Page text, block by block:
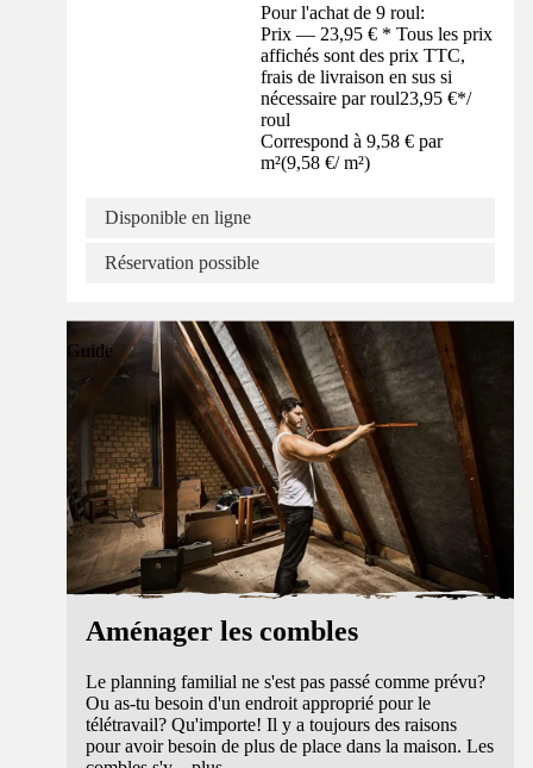
Pour l'achat de 9 roul:
Prix — 23,95 € * Tous les prix
affichés sont des prix TTC,
frais de livraison en sus si
nécessaire par roul23,95 €*/
roul
Correspond à 9,58 € par
m²(9,58 €/ m²)
Disponible en ligne
Réservation possible
Guide
Aménager les combles
Le planning familial ne s'est pas passé comme prévu?
Ou as-tu besoin d'un endroit approprié pour le
télétravail? Qu'importe! Il y a toujours des raisons
pour avoir besoin de plus de place dans la maison. Les